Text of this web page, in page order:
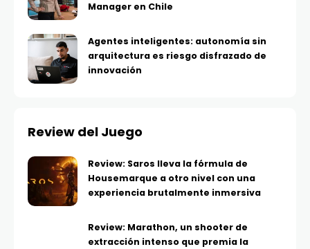
Manager en Chile
Agentes inteligentes: autonomía sin
arquitectura es riesgo disfrazado de
innovación
Review del Juego
Review: Saros lleva la fórmula de
Housemarque a otro nivel con una
experiencia brutalmente inmersiva
Review: Marathon, un shooter de
extracción intenso que premia la